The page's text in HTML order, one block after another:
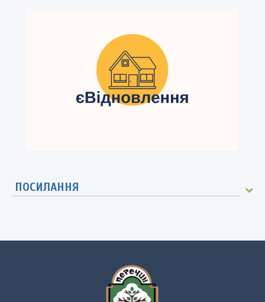
ПОСИЛАННЯ